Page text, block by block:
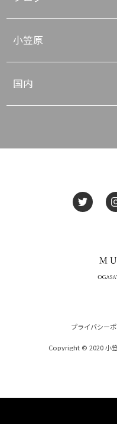
小笠原
国内
プライバシー
Copyright © 2020 小